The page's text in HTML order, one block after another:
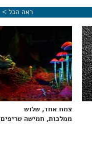
ראה הכל >
צמח אחד, שלוש
ממלכות, חמישה טריפים